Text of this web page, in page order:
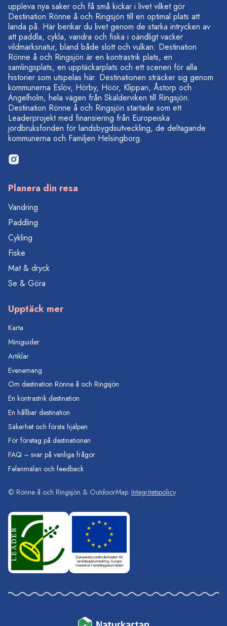
uppleva nya saker och få små kickar i livet vilket gör
Destination Rönne å och Ringsjön till en optimal plats att
landa på. Här berikar du livet genom de starka intrycken av
att paddla, cykla, vandra och fiska i oändligt vacker
vildmarksnatur, bland både slott och vulkan. Destination
Rönne å och Ringsjön är en kontrastrik plats, en
samlingsplats, en upptäckarplats och ett sceneri för alla
historier som utspelas här. Destinationen sträcker sig genom
kommunerna Eslöv, Hörby, Höör, Klippan, Åstorp och
Ängelholm, hela vägen från Skälderviken till Ringsjön.
Destination Rönne å och Ringsjön startade som ett
Leaderprojekt med finansiering från Europeiska
jordbruksfonden för landsbygdsutveckling, de deltagande
kommunerna och Familjen Helsingborg.
Planera din resa
Vandring
Paddling
Cykling
Fiske
Mat & dryck
Se & Göra
Upptäck mer
Karta
Miniguider
Artiklar
Evenemang
Om destination Rönne å och Ringsjön
En kontrastrik destination
En hållbar destination
Säkerhet och första hjälpen
För företag på destinationen
FAQ – svar på vanliga frågor
Felanmälan och feedback
© Rönne å och Ringsjön & OutdoorMap. Integritetspolicy.